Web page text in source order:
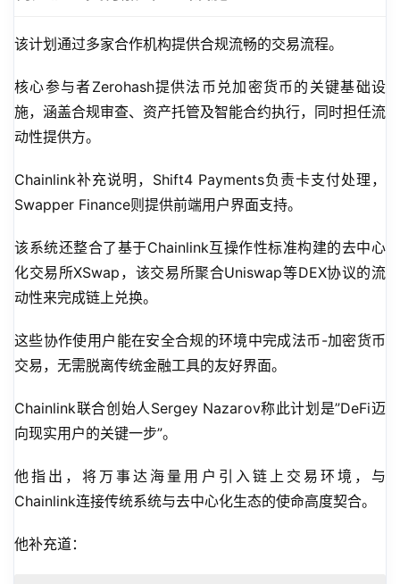
该计划通过多家合作机构提供合规流畅的交易流程。
核心参与者Zerohash提供法币兑加密货币的关键基础设
施，涵盖合规审查、资产托管及智能合约执行，同时担任流
动性提供方。
Chainlink补充说明，Shift4 Payments负责卡支付处理，
Swapper Finance则提供前端用户界面支持。
该系统还整合了基于Chainlink互操作性标准构建的去中心
化交易所XSwap，该交易所聚合Uniswap等DEX协议的流
动性来完成链上兑换。
这些协作使用户能在安全合规的环境中完成法币-加密货币
交易，无需脱离传统金融工具的友好界面。
Chainlink联合创始人Sergey Nazarov称此计划是”DeFi迈
向现实用户的关键一步”。
他指出，将万事达海量用户引入链上交易环境，与
Chainlink连接传统系统与去中心化生态的使命高度契合。
他补充道：